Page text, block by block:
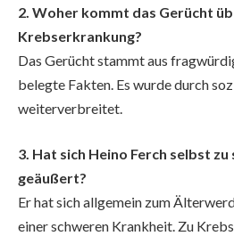
2. Woher kommt das Gerücht
Krebserkrankung?
Das Gerücht stammt aus
belegte Fakten. Es wurde durch
weiterverbreitet.
3. Hat sich Heino Ferch selbst
geäußert?
Er hat sich allgemein zum
einer schweren Krankheit. Zu